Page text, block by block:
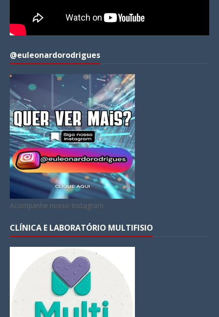
@euleonardorodrigues
Acompanhe nosso Instagram
CLÍNICA E LABORATÓRIO MULTIFISIO